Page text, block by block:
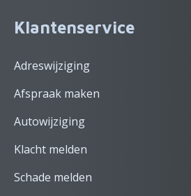
Klantenservice
Adreswijziging
Afspraak maken
Autowijziging
Klacht melden
Schade melden